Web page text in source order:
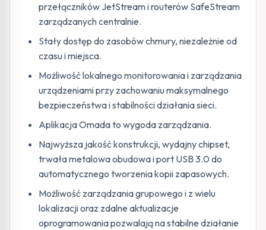
przełączników JetStream i routerów SafeStream
zarządzanych centralnie.
Stały dostęp do zasobów chmury, niezależnie od
czasu i miejsca.
Możliwość lokalnego monitorowania i zarządzania
urządzeniami przy zachowaniu maksymalnego
bezpieczeństwa i stabilności działania sieci.
Aplikacja Omada to wygoda zarządzania.
Najwyższa jakość konstrukcji, wydajny chipset,
trwała metalowa obudowa i port USB 3.0 do
automatycznego tworzenia kopii zapasowych.
Możliwość zarządzania grupowego i z wielu
lokalizacji oraz zdalne aktualizacje
oprogramowania pozwalają na stabilne działanie